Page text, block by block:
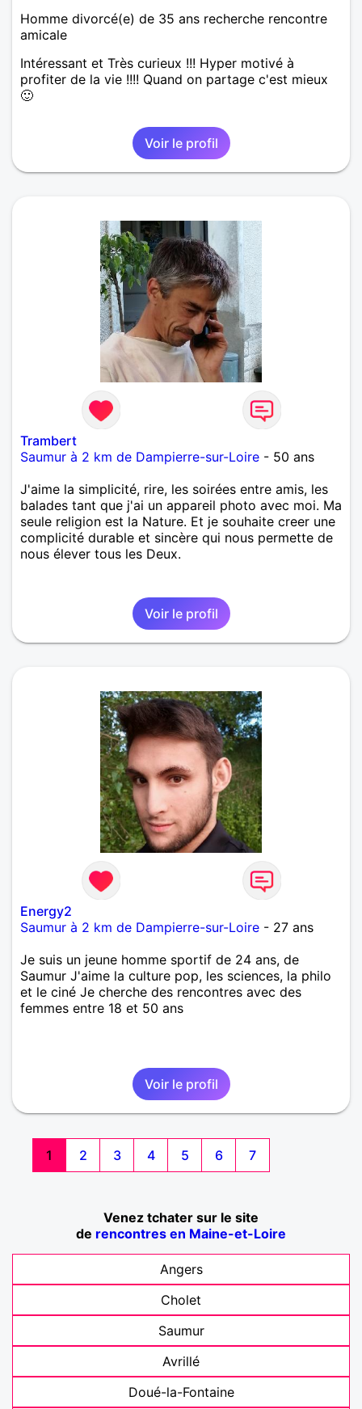
Homme divorcé(e) de 35 ans recherche rencontre
amicale
Intéressant et Très curieux !!! Hyper motivé à
profiter de la vie !!!! Quand on partage c'est mieux
🙂
Voir le profil
Trambert
Saumur à 2 km de Dampierre-sur-Loire - 50 ans
J'aime la simplicité, rire, les soirées entre amis, les
balades tant que j'ai un appareil photo avec moi. Ma
seule religion est la Nature. Et je souhaite creer une
complicité durable et sincère qui nous permette de
nous élever tous les Deux.
Voir le profil
Energy2
Saumur à 2 km de Dampierre-sur-Loire - 27 ans
Je suis un jeune homme sportif de 24 ans, de
Saumur J'aime la culture pop, les sciences, la philo
et le ciné Je cherche des rencontres avec des
femmes entre 18 et 50 ans
Voir le profil
1 2 3 4 5 6 7
Venez tchater sur le site
de rencontres en Maine-et-Loire
Angers
Cholet
Saumur
Avrillé
Doué-la-Fontaine